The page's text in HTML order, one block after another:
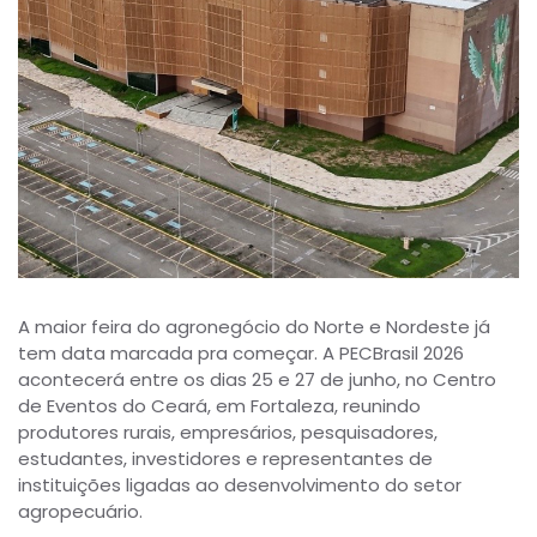
A maior feira do agronegócio do Norte e Nordeste já
tem data marcada pra começar. A PECBrasil 2026
acontecerá entre os dias 25 e 27 de junho, no Centro
de Eventos do Ceará, em Fortaleza, reunindo
produtores rurais, empresários, pesquisadores,
estudantes, investidores e representantes de
instituições ligadas ao desenvolvimento do setor
agropecuário.